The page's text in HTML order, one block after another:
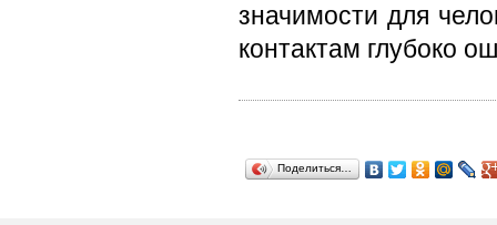
значимости для
контактам глубоко
Поделиться…